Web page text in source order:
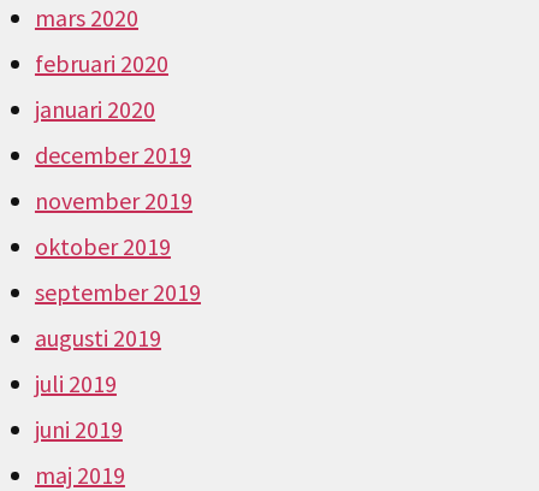
mars 2020
februari 2020
januari 2020
december 2019
november 2019
oktober 2019
september 2019
augusti 2019
juli 2019
juni 2019
maj 2019